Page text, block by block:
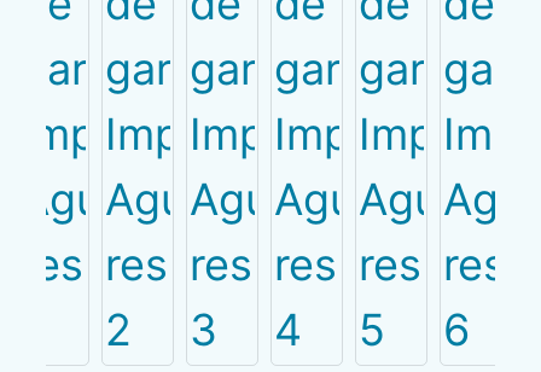
PRODUCT
CATEGORIES
Prensa de filtro de